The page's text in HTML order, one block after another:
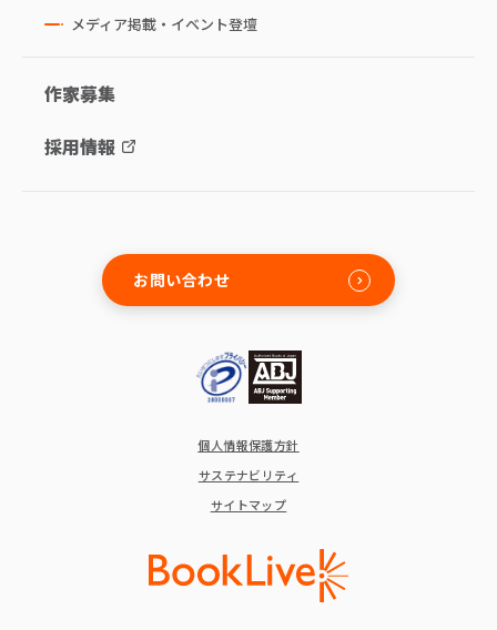
メディア掲載・イベント登壇
作家募集
採用情報
お問い合わせ
個人情報保護方針
サステナビリティ
サイトマップ